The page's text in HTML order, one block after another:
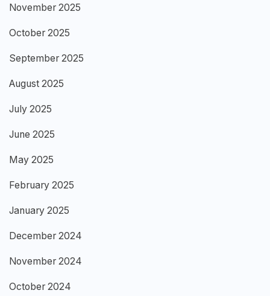
November 2025
October 2025
September 2025
August 2025
July 2025
June 2025
May 2025
February 2025
January 2025
December 2024
November 2024
October 2024